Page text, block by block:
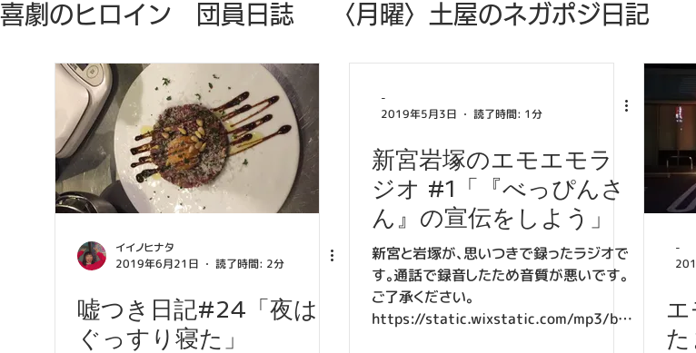
喜劇のヒロイン 団員日誌 〈月曜〉土屋のネガポジ日記
〈火曜〉角岡の音楽日記
〈木曜〉岩塚のエモエモ日記 〈金曜〉新宮の台本日記
〈そのほか〉公演・稽古情報
2019 ２０２０
イイノヒナタ
2019年6月21日
読了時間: 2分
嘘つき日記#24「夜は
ぐっすり寝た」
-
2019年5月3日
読了時間: 1分
新宮岩塚のエモエモラ
ジオ #1「『べっぴんさ
ん』の宣伝をしよう」
新宮と岩塚が、思いつきで録ったラジオで
す。通話で録音したため音質が悪いです。
ご了承ください。
https://static.wixstatic.com/mp3/b9f
-